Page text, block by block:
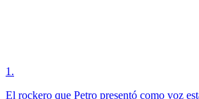
1 .
El rockero que Petro presentó como voz